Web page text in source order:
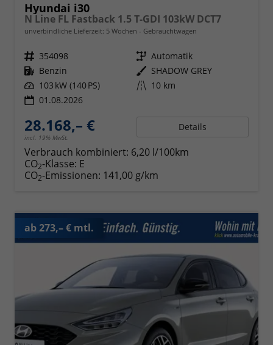
Hyundai i30
N Line FL Fastback 1.5 T-GDI 103kW DCT7
unverbindliche Lieferzeit: 5 Wochen Gebrauchtwagen
Fahrzeugnr. 354098 Getriebe Automatik
Kraftstoff Benzin Außenfarbe SHADOW GREY
Leistung 103 kW (140 PS) Kilometerstand 10 km
01.08.2026
28.168,– €
incl. 19% MwSt.
Details
Verbrauch kombiniert: 6,20 l/100km
CO2-Klasse: E
CO2-Emissionen: 141,00 g/km
ab 273,– € mtl.